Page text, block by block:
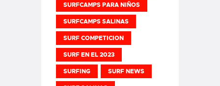
SURFCAMPS PARA NIÑOS
SURFCAMPS SALINAS
SURF COMPETICION
SURF EN EL 2023
SURFING SURF NEWS